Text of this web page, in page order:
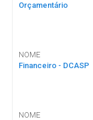
Orçamentário
NOME
Financeiro - DCASP
NOME